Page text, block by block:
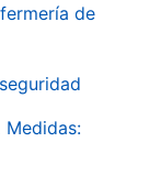
de
Medidas: